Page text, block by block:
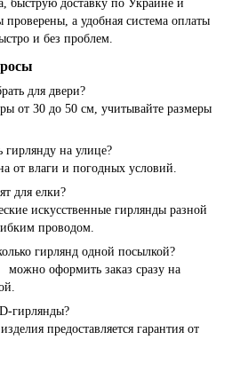
быструю доставку по Украине и
а удобная система оплаты
и без проблем.
для двери?
от 30 до 50 см, учитывайте размеры
на улице?
от влаги и погодных условий.
для елки?
искусственные гирлянды разной
проводом.
гирлянд одной посылкой?
можно оформить заказ сразу на
гирлянды?
предоставляется гарантия от